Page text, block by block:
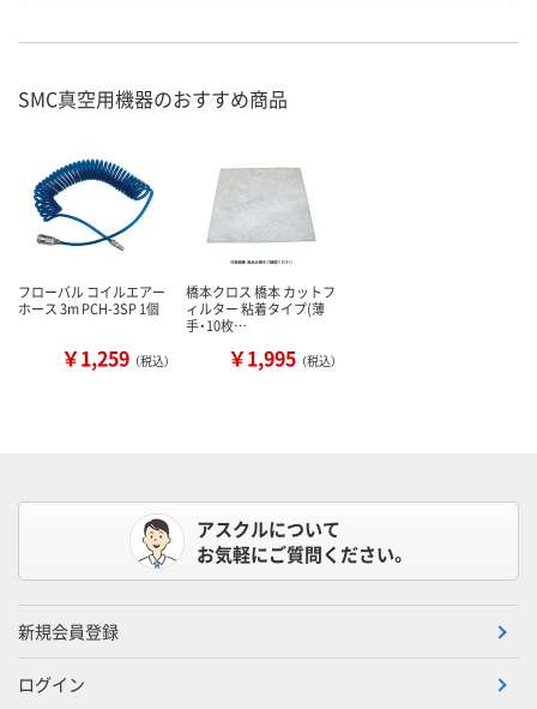
SMC真空用機器のおすすめ商品
フローバル コイルエアー
ホース 3m PCH-3SP 1個
￥1,259 （税込）
橋本クロス 橋本 カットフ
ィルター 粘着タイプ(薄
手・10枚…
￥1,995 （税込）
アスクルについて
お気軽にご質問ください。
新規会員登録
ログイン